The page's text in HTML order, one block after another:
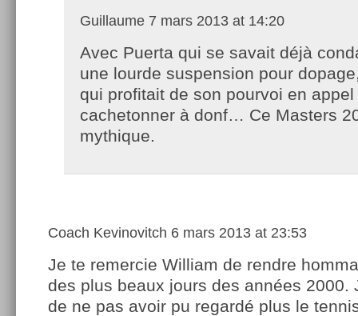
Guillaume 7 mars 2013 at 14:20
Avec Puerta qui se savait déjà
une lourde suspension pour
qui profitait de son pourvoi en
cachetonner à donf… Ce Masters
mythique.
Coach Kevinovitch 6 mars 2013 at 23:53
Je te remercie William de rendre
des plus beaux jours des années 2000.
de ne pas avoir pu regardé plus le